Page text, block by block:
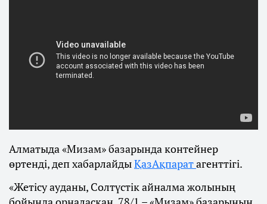
Алматыда «Мизам» базарында контейнер
өртенді, деп хабарлайдыҚазАқпаратагенттігі.
«Жетісу ауданы, Солтүстік айналма жолының